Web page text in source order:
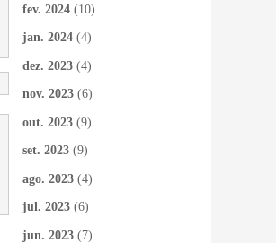
fev. 2024 (10)
jan. 2024 (4)
dez. 2023 (4)
nov. 2023 (6)
out. 2023 (9)
set. 2023 (9)
ago. 2023 (4)
jul. 2023 (6)
jun. 2023 (7)